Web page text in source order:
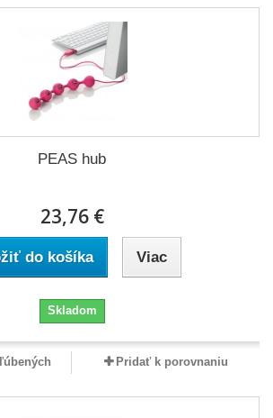
PEAS hub
23,76 €
do košíka Viac
Skladom
Pridať k porovnaniu